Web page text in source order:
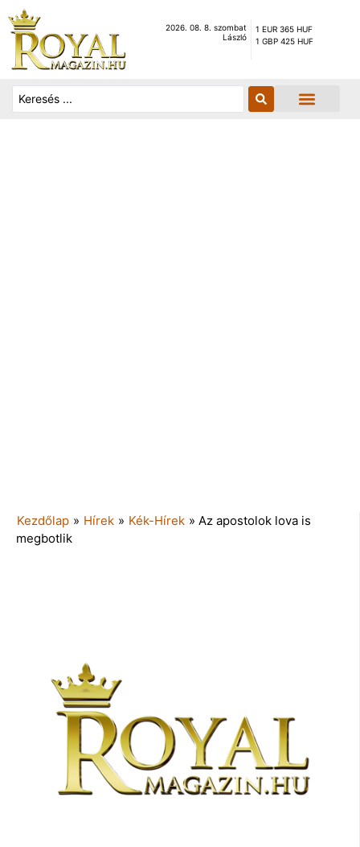
2026. 08. 8. szombat
László
1 EUR 365 HUF
1 GBP 425 HUF
Kezdőlap » Hírek » Kék-Hírek » Az apostolok lova is
megbotlik